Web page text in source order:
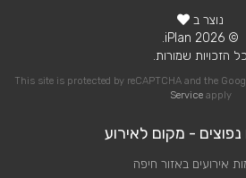
נוצר ב
© 2026 iPlan.
כל הזכויות שמורות.
This site is protected by reCAPTCHA and the
Serviceapply
נפוצים - מקום לאירוע
אירועים באזור חיפה